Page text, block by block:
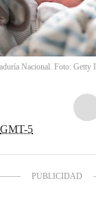
Nacional. Foto: Getty
GMT-5